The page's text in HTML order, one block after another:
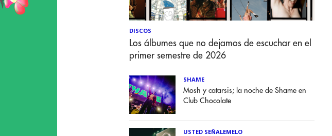
DISCOS
Los álbumes que no dejamos de escuchar en el
primer semestre de 2026
SHAME
Mosh y catarsis; la noche de Shame en
Club Chocolate
USTED SEÑALEMELO